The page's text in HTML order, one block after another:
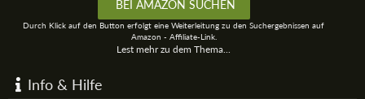
Durch Klick auf den Button erfolgt eine Weiterleitung zu den Suchergebnissen auf
Amazon - Affiliate-Link.
Lest mehr zu dem Thema...
Info & Hilfe